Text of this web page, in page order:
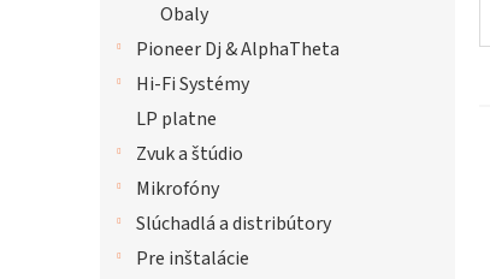
Obaly
Pioneer Dj & AlphaTheta
Hi-Fi Systémy
LP platne
Zvuk a štúdio
Mikrofóny
Slúchadlá a distribútory
Pre inštalácie